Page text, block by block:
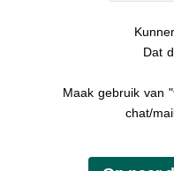
Dat
Maak gebruik van "
chat/